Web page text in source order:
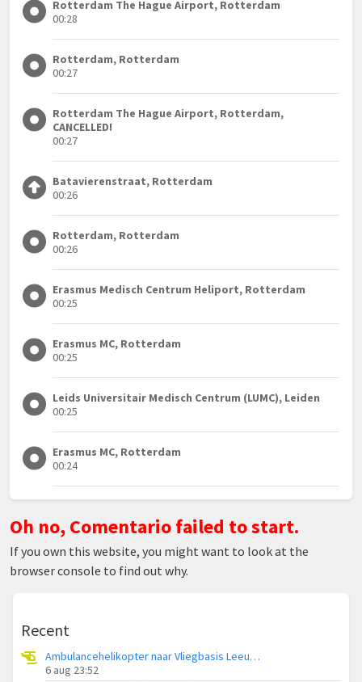
Rotterdam The Hague Airport, Rotterdam
00:28
Rotterdam, Rotterdam
00:27
Rotterdam The Hague Airport, Rotterdam,
CANCELLED!
00:27
Batavierenstraat, Rotterdam
00:26
Rotterdam, Rotterdam
00:26
Erasmus Medisch Centrum Heliport, Rotterdam
00:25
Erasmus MC, Rotterdam
00:25
Leids Universitair Medisch Centrum (LUMC), Leiden
00:25
Erasmus MC, Rotterdam
00:24
Oh no, Comentario failed to start.
If you own this website, you might want to look at the
browser console to find out why.
Recent
Ambulancehelikopter naar Vliegbasis Leeuwarden
6 aug 23:52